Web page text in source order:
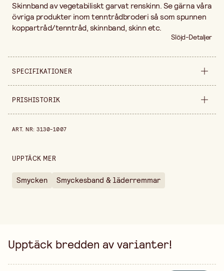
Skinnband av vegetabiliskt garvat renskinn. Se gärna våra
övriga produkter inom tenntrådbroderi så som spunnen
koppartråd/tenntråd, skinnband, skinn etc.
Slöjd-Detaljer
SPECIFIKATIONER
Bredd 20 mm
Färgvariant
PRISHISTORIK
ART. NR:3130-1007
UPPTÄCK MER
Smycken Smyckesband & läderremmar
Upptäck bredden av varianter!